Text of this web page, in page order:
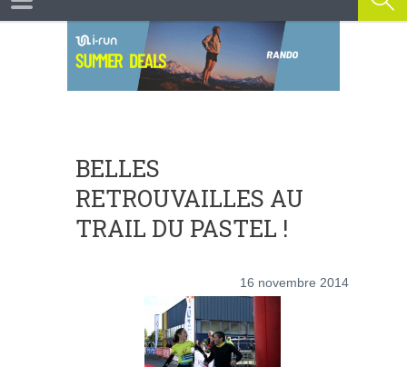
BELLES
RETROUVAILLES AU
TRAIL DU PASTEL !
16 novembre 2014